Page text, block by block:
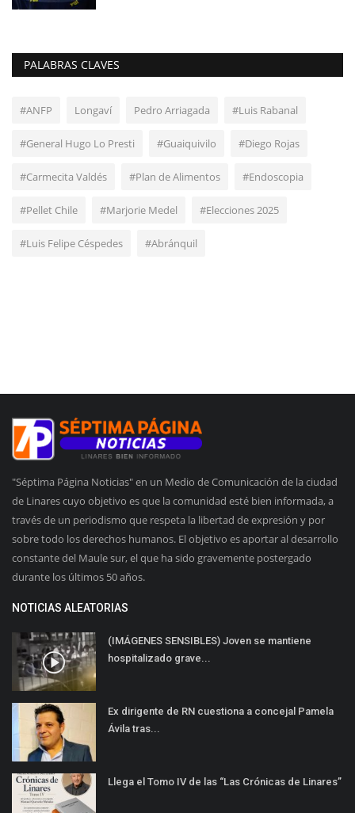
PALABRAS CLAVES
#ANFP Longaví Pedro Arriagada #Luis Rabanal
#General Hugo Lo Presti #Guaiquivilo #Diego Rojas
#Carmecita Valdés #Plan de Alimentos #Endoscopia
#Pellet Chile #Marjorie Medel #Elecciones 2025
#Luis Felipe Céspedes #Abránquil
"Séptima Página Noticias" en un Medio de Comunicación de la ciudad
de Linares cuyo objetivo es que la comunidad esté bien informada, a
través de un periodismo que respeta la libertad de expresión y por
sobre todo los derechos humanos. El objetivo es aportar al desarrollo
constante del Maule sur, el que ha sido gravemente postergado
durante los últimos 50 años.
NOTICIAS ALEATORIAS
(IMÁGENES SENSIBLES) Joven se mantiene
hospitalizado grave...
Ex dirigente de RN cuestiona a concejal Pamela
Ávila tras...
Llega el Tomo IV de las “Las Crónicas de Linares”